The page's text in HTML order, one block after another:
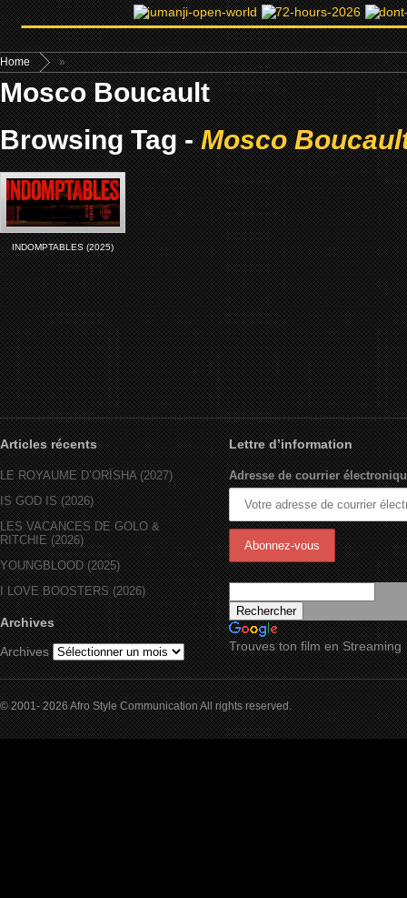
Home »
Mosco Boucault
Browsing Tag -Mosco
INDOMPTABLES (2025)
Articles récents
LE ROYAUME D’ORÏSHA (2027)
IS GOD IS (2026)
LES VACANCES DE GOLO &
RITCHIE (2026)
YOUNGBLOOD (2025)
I LOVE BOOSTERS (2026)
Archives
Archives
Lettre d’information
Adresse de courrier
Trouves ton film en Streaming
© 2001- 2026 Afro Style Communication All rights reserved.